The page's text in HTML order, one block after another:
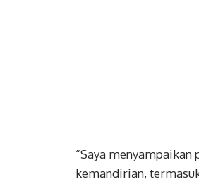
“Saya
kemandirian,